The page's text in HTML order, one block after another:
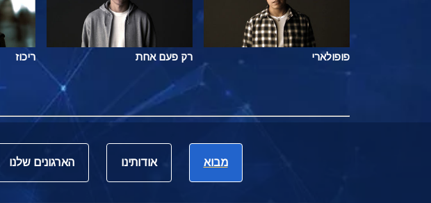
פופולארי רק פעם אחת ריכוז
מבוא אודותינו הארגונים שלנו